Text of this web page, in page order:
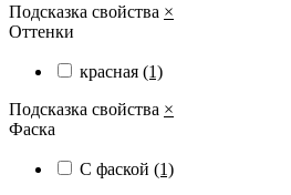
Подсказка свойства ×
Оттенки
красная (1)
Подсказка свойства ×
Фаска
С фаской (1)